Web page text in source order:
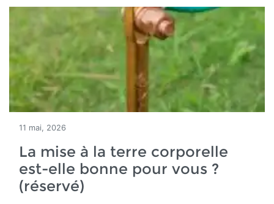
11 mai, 2026
La mise à la terre corporelle
est-elle bonne pour vous ?
(réservé)